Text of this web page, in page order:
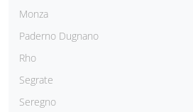
Monza
Paderno Dugnano
Rho
Segrate
Seregno